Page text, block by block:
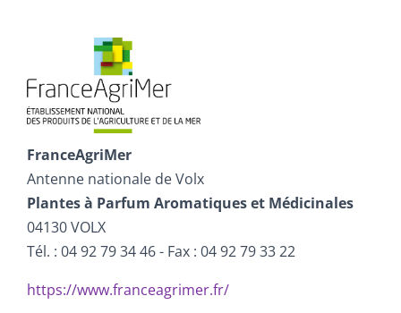
FranceAgriMer
Antenne nationale de Volx
Plantes à Parfum Aromatiques et Médicinales
04130 VOLX
Tél. : 04 92 79 34 46 - Fax : 04 92 79 33 22
https://www.franceagrimer.fr/